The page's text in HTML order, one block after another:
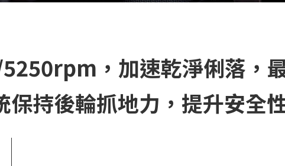
，加速乾淨俐落，
持後輪抓地力，提升安全